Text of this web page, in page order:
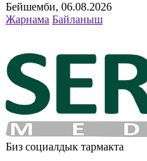
Бейшемби, 06.08.2026
Жарнама Байланыш
Биз социалдык тармакта